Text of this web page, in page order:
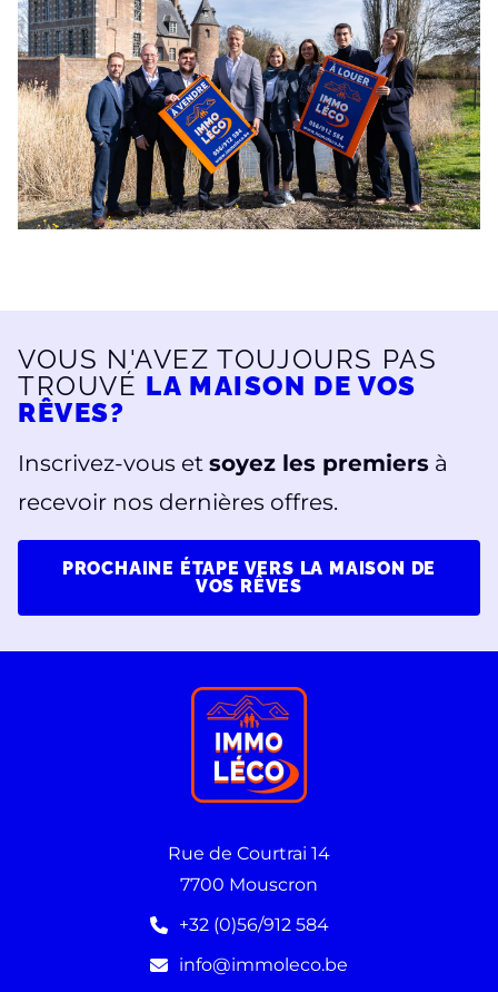
VOUS N'AVEZ TOUJOURS PAS
TROUVÉ LA MAISON DE VOS
RÊVES?
Inscrivez-vous et soyez les premiers à
recevoir nos dernières offres.
PROCHAINE ÉTAPE VERS LA MAISON DE
VOS RÊVES
Rue de Courtrai 14
7700 Mouscron
+32 (0)56/912 584
info@immoleco.be